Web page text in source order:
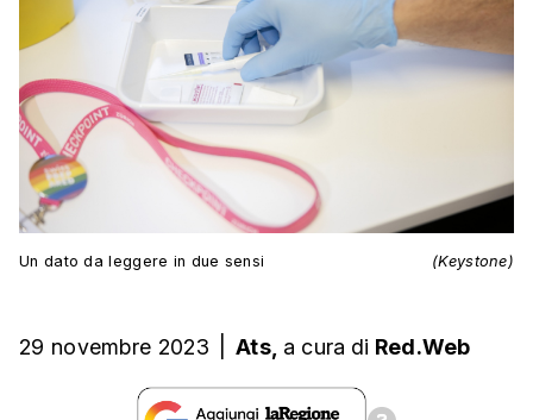
Un dato da leggere in due sensi (Keystone)
29 novembre 2023 Ats, a cura di Red.Web